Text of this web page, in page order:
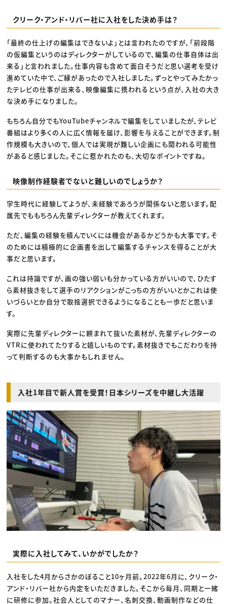
クリーク・アンド・リバー社に入社をした決め手は？
「最終の仕上げの編集はできないよ」とは言われたのですが、「前段階
の仮編集というのはディレクターがしているので、編集の仕事自体は出
来る」と言われました。仕事内容も含めて面白そうだと思い選考を受け
進めていた中で、ご縁があったので入社しました。ずっとやってみたかっ
たテレビの仕事が出来る、映像編集に携われるという点が、入社の大き
な決め手になりました。
もちろん自分でもYouTubeチャンネルで編集をしていましたが、テレビ
番組はより多くの人に広く情報を届け、影響を与えることができます。制
作規模も大きいので、個人では実現が難しい企画にも関われる可能性
があると感じました。そこに惹かれたのも、大切なポイントですね。
映像制作経験者でないと難しいのでしょうか？
学生時代に経験してようが、未経験であろうが関係ないと思います。配
属先でももちろん先輩ディレクターが教えてくれます。
ただ、編集の経験を積んでいくには機会があるかどうかも大事です。そ
のためには積極的に企画書を出して編集するチャンスを得ることが大
事だと思います。
これは持論ですが、画の強い弱いも分かっている方がいいので、ひたす
ら素材抜きをして選手のリアクションがこっちの方がいいとかこれは使
いづらいとか自分で取捨選択できるようになることも一歩だと思いま
す。
実際に先輩ディレクターに頼まれて抜いた素材が、先輩ディレクターの
VTRに使われてたりすると嬉しいものです。素材抜きでもこだわりを持
って判断するのも大事かもしれません。
入社1年目で新人賞を受賞！日本シリーズを中継し大活躍
実際に入社してみて、いかがでしたか？
入社をした4月からさかのぼること10ヶ月前。2022年6月に、クリーク・
アンド・リバー社から内定をいただきました。そこから毎月、同期と一緒
に研修に参加。社会人としてのマナー、名刺交換、動画制作などの仕